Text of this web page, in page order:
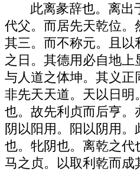
此离彖辞也。离出
代父。而居先天乾位。
其三。而不称元。且以
之日。其德用必自地上
与人道之体坤。其义正
非先天天道。天以日明
也。故先利贞而后亨。
阴以阳用。阳以阴用。
也。牝阴也。离乾之代
马之贞。以取利乾而成